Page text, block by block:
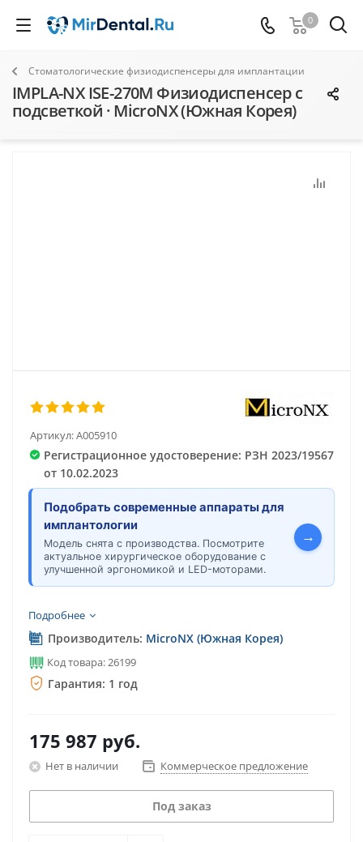
0
Стоматологические физиодиспенсеры для имплантации
IMPLA-NX ISE-270M Физиодиспенсер с
подсветкой · MicroNX (Южная Корея)
Артикул:A005910
Регистрационное удостоверение: РЗН 2023/19567
от 10.02.2023
Подобрать современные аппараты для
имплантологии
Модель снята с производства. Посмотрите
актуальное хирургическое оборудование с
улучшенной эргономикой и LED-моторами.
→
Подробнее
Производитель: MicroNX (Южная Корея)
Код товара: 26199
Гарантия: 1 год
175 987 руб.
Нет в наличии Коммерческое предложение
Под заказ